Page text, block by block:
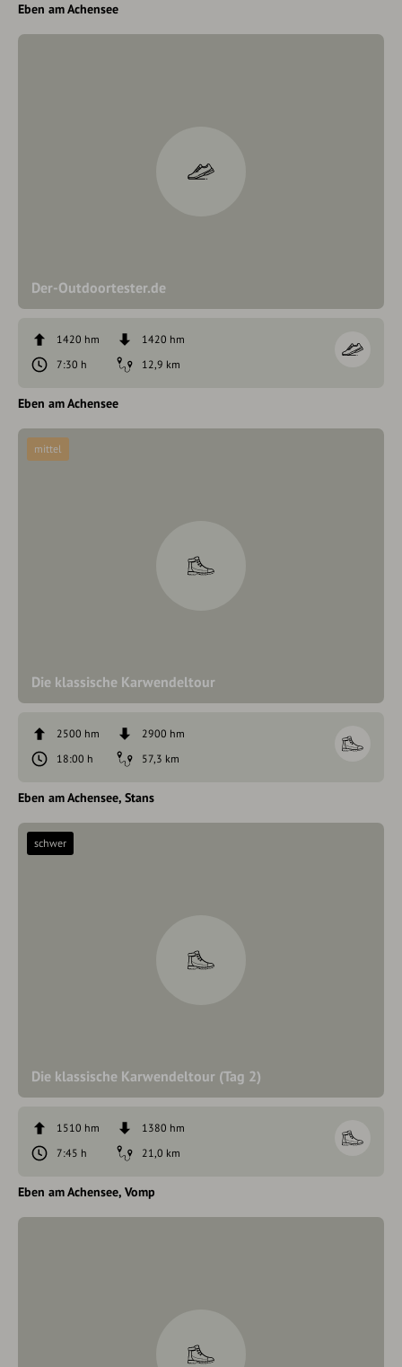
Eben am Achensee
Der-Outdoortester.de
1420 hm
1420 hm
7:30 h
12,9 km
Eben am Achensee
Die klassische Karwendeltour
mittel
2500 hm
2900 hm
18:00 h
57,3 km
Eben am Achensee Stans
Die klassische Karwendeltour (Tag 2)
schwer
1510 hm
1380 hm
7:45 h
21,0 km
Eben am Achensee Vomp